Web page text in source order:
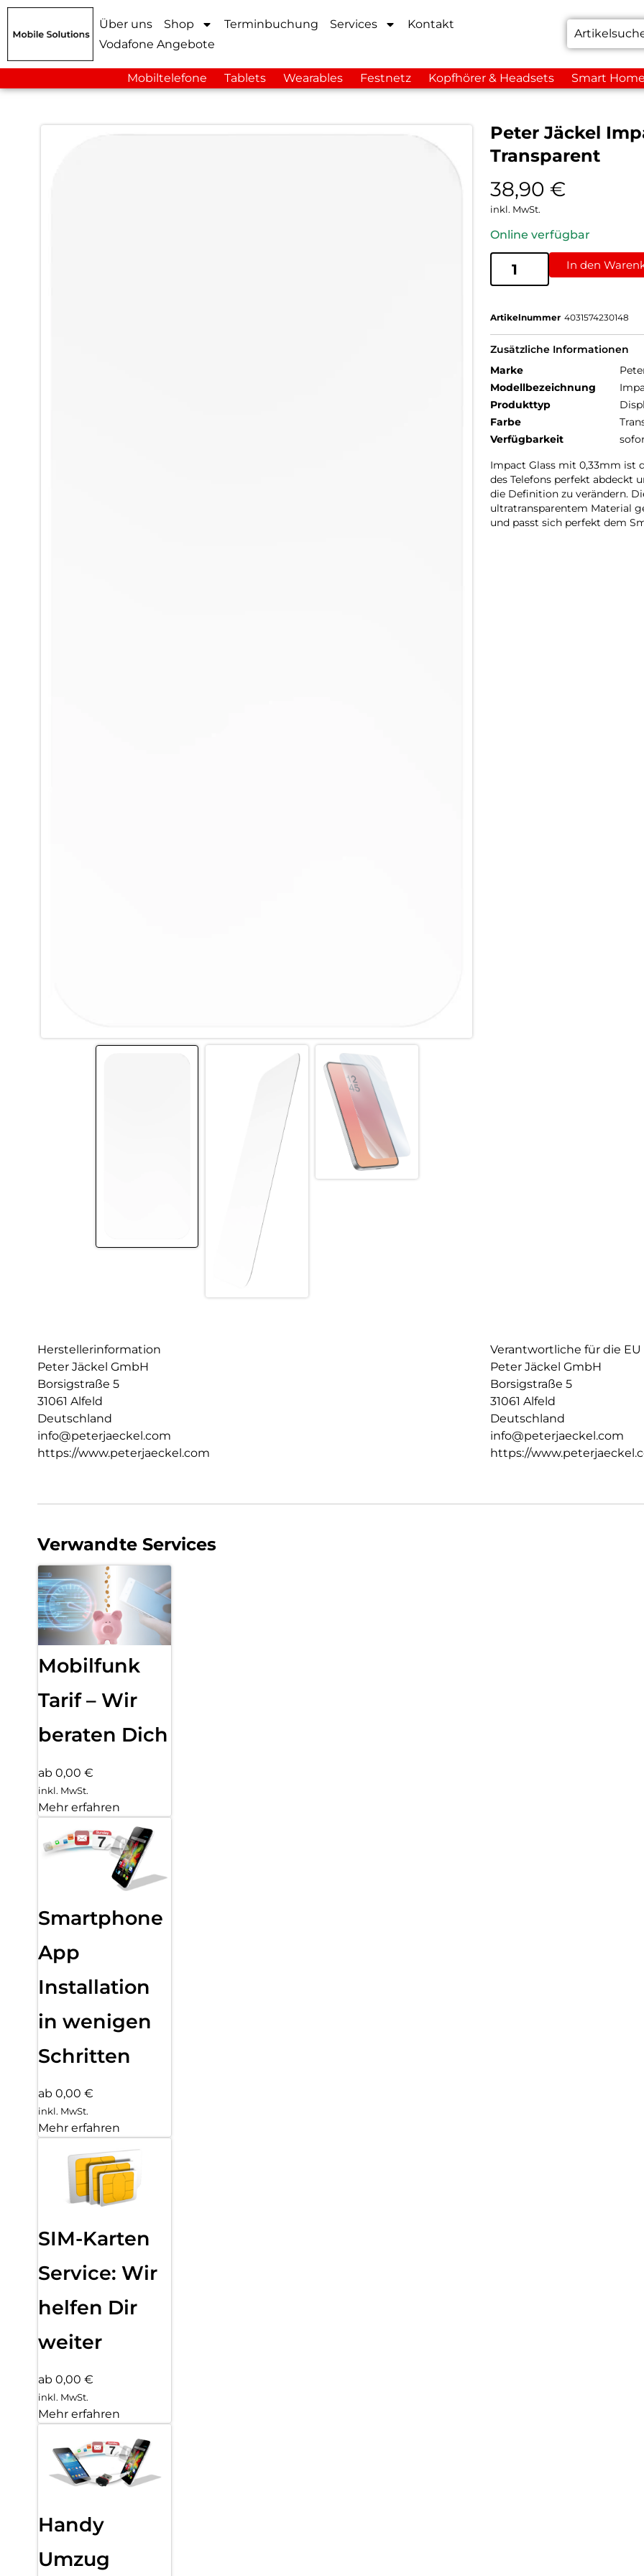
Über uns Shop Terminbuchung Services
Kontakt
Vodafone Angebote
Mobiltelefone Tablets Wearables Festnetz Kopfhörer & Headsets Smart
Peter Jäckel
Transparent
38,90 €
inkl. MwSt.
Online verfügbar
In den
Artikelnummer 4031574230148
Zusätzliche Informationen
Marke
Modellbezeichnung
Produkttyp
Farbe
Verfügbarkeit
Impact Glass mit 0,33mm ist
des Telefons perfekt abdeckt
die Definition zu verändern.
ultratransparentem Material
und passt sich perfekt dem
Herstellerinformation
Peter Jäckel GmbH
Borsigstraße 5
31061 Alfeld
Deutschland
info@peterjaeckel.com
https://www.peterjaeckel.com
Verantwortliche für die EU
Peter Jäckel GmbH
Borsigstraße 5
31061 Alfeld
Deutschland
info@peterjaeckel.com
https://
Verwandte Services
Mobilfunk
Tarif – Wir
beraten Dich
ab 0,00 €
inkl. MwSt.
Mehr erfahren
Smartphone
App
Installation
in wenigen
Schritten
ab 0,00 €
inkl. MwSt.
Mehr erfahren
SIM-Karten
Service: Wir
helfen Dir
weiter
ab 0,00 €
inkl. MwSt.
Mehr erfahren
Handy
Umzug